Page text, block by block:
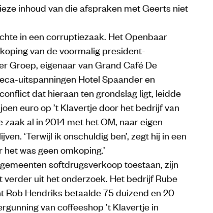
inhoud van die afspraken met Geerts niet
in een corruptiezaak. Het Openbaar
van de voormalig president-
Groep, eigenaar van Grand Café De
uitspanningen Hotel Spaander en
dat hieraan ten grondslag ligt, leidde
euro op ’t Klavertje door het bedrijf van
al in 2014 met het OM, naar eigen
‘Terwijl ik onschuldig ben’, zegt hij in een
was geen omkoping.’
softdrugsverkoop toestaan, zijn
uit het onderzoek. Het bedrijf Rube
Rob Hendriks betaalde 75 duizend en 20
van coffeeshop ’t Klavertje in